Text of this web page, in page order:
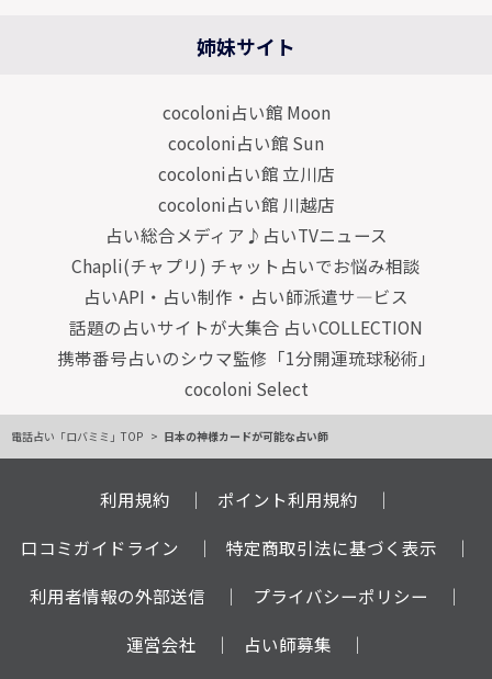
姉妹サイト
cocoloni占い館 Moon
cocoloni占い館 Sun
cocoloni占い館 立川店
cocoloni占い館 川越店
占い総合メディア♪占いTVニュース
Chapli(チャプリ) チャット占いでお悩み相談
占いAPI・占い制作・占い師派遣サ―ビス
話題の占いサイトが大集合 占いCOLLECTION
携帯番号占いのシウマ監修「1分開運琉球秘術」
cocoloni Select
電話占い「ロバミミ」TOP 日本の神様カードが可能な占い師
利用規約
ポイント利用規約
口コミガイドライン
特定商取引法に基づく表示
利用者情報の外部送信
プライバシーポリシー
運営会社
占い師募集